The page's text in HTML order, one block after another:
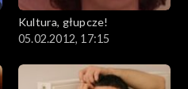
Kultura, głupcze!
05.02.2012, 17:15